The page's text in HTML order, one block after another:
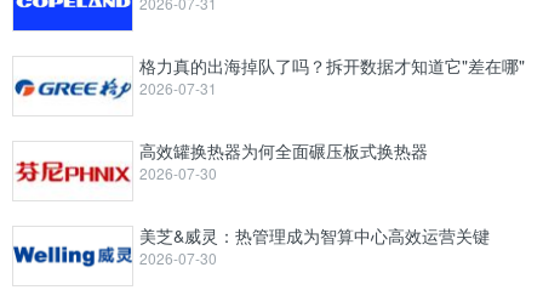
格力真的出海掉队了吗？拆开数据才知道它"差在哪"
2026-07-31
高效罐换热器为何全面碾压板式换热器
2026-07-30
美芝&威灵：热管理成为智算中心高效运营关键
2026-07-30